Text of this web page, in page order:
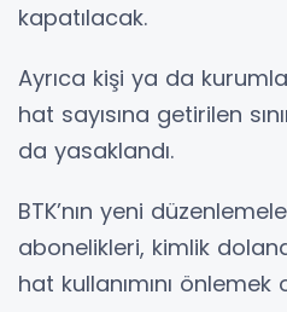
kapatılacak.
Ayrıca kişi ya da
hat sayısına getirilen
da yasaklandı.
BTK’nın yeni
abonelikleri, kimlik
hat kullanımını önlemek